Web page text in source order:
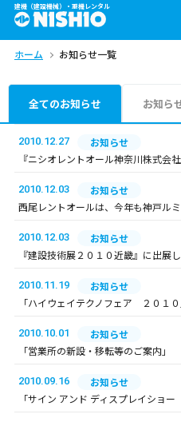
建機（建設機械）・重機レンタル
商品一覧
問合せ依頼リスト
エリア
ホーム お知らせ一覧
全てのお知らせ お知ら
2010.12.27
お知らせ
『ニシオレントオール神奈川株式会
2010.12.03
お知らせ
西尾レントオールは、今年も神戸ル
2010.12.03
お知らせ
『建設技術展２０１０近畿』に出展
2010.11.19
お知らせ
「ハイウェイテクノフェア ２０１
2010.10.01
お知らせ
「営業所の新設・移転等のご案内」
2010.09.16
お知らせ
「サイン アンド ディスプレイショ